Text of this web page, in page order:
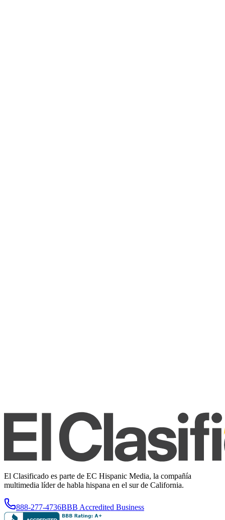
El Clasificado es parte de EC Hispanic Media, la compañía
multimedia líder de habla hispana en el sur de California.
888-277-4736BBB Accredited Business